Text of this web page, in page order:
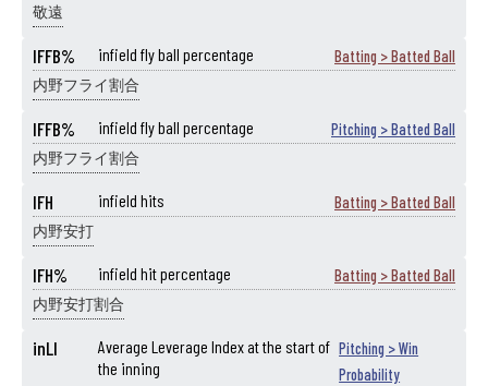
敬遠
IFFB% infield fly ball percentage Batting > Batted Ball
内野フライ割合
IFFB% infield fly ball percentage Pitching > Batted Ball
内野フライ割合
IFH infield hits Batting > Batted Ball
内野安打
IFH% infield hit percentage Batting > Batted Ball
内野安打割合
inLI
Average Leverage Index at the start of
the inning
Pitching > Win
Probability